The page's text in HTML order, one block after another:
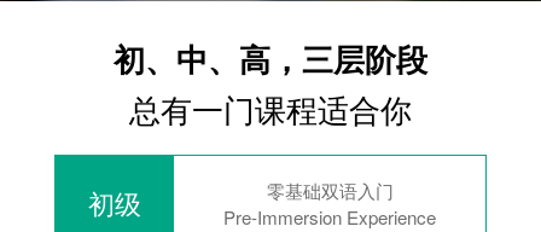
初、中、高，三层阶段
总有一门课程适合你
初级
零基础双语入门
Pre-Immersion Experience